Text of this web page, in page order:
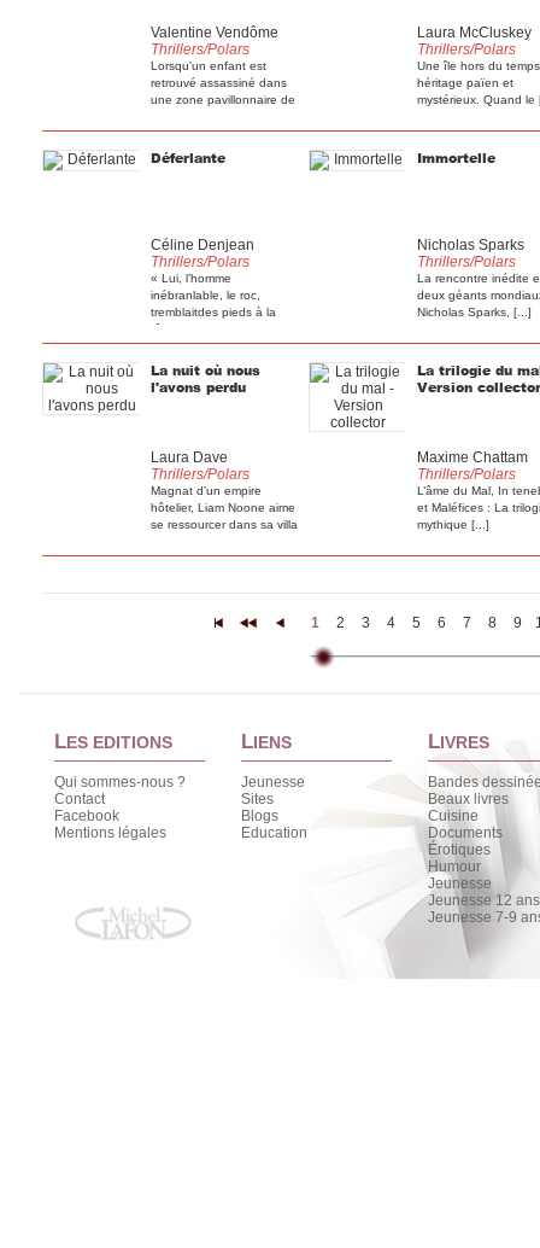
Valentine Vendôme
Thrillers/Polars
Lorsqu’un enfant est
retrouvé assassiné dans
une zone pavillonnaire de
Laura McCluskey
Thrillers/Polars
Une île hors du
héritage païen et
mystérieux. Quand le
Déferlante
Céline Denjean
Thrillers/Polars
« Lui, l’homme
inébranlable, le roc,
tremblaitdes pieds à la
tête, [...]
Immortelle
Nicholas Sparks
Thrillers/Polars
La rencontre inédite
deux géants
Nicholas Sparks, [...]
La nuit où nous
l'avons perdu
Laura Dave
Thrillers/Polars
Magnat d’un empire
hôtelier, Liam Noone aime
se ressourcer dans sa villa
La trilogie du
Version collector
Maxime Chattam
Thrillers/Polars
L’âme du Mal, In
et Maléfices : La
mythique [...]
1 2 3 4 5 6 7 8 9
LES EDITIONS
Qui sommes-nous ?
Contact
Facebook
Mentions légales
LIENS
Jeunesse
Sites
Blogs
Education
LIVRES
Bandes
Beaux livres
Cuisine
Documents
Érotiques
Humour
Jeunesse
Jeunesse 12
Jeunesse 7-9